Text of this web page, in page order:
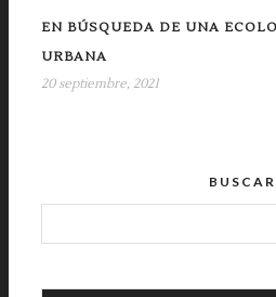
EN BÚSQUEDA DE UNA
URBANA
20 septiembre, 2021
BUSCAR